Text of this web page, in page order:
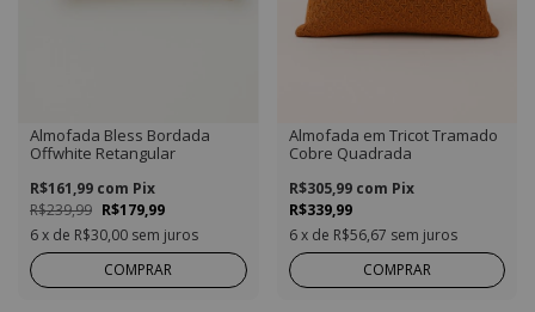
Almofada Bless Bordada
Offwhite Retangular
R$239,99 R$179,99
R$161,99 com Pix
6x de R$30,00 sem juros
COMPRAR
Almofada em Tricot Tramado
Cobre Quadrada
R$339,99
R$305,99 com Pix
6 x de R$56,67 sem juros
COMPRAR